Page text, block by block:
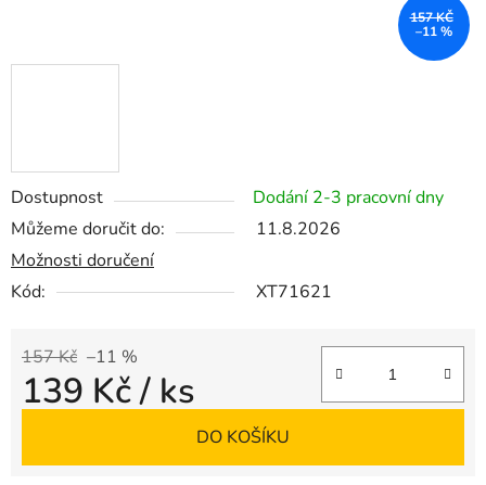
Dostupnost
Dodání 2-3 pracovní dny
Můžeme doručit do:
11.8.2026
Možnosti doručení
Kód:
XT71621
157 Kč –11 %
139 Kč/ ks
DO KOŠÍKU
157 KČ
–11 %